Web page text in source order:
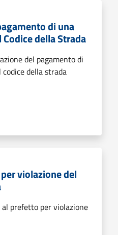
di una
della Strada
del pagamento di
della strada
violazione del
prefetto per violazione